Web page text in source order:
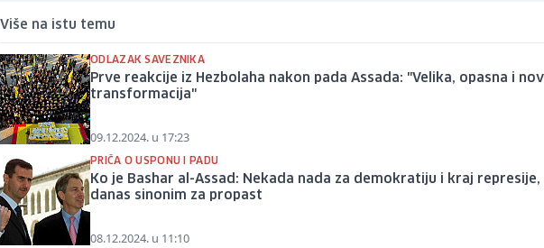
Više na istu temu
ODLAZAK SAVEZNIKA
Prve reakcije iz Hezbolaha nakon pada Assada: "Velika, opasna i
transformacija"
09.12.2024. u 17:23
PRIČA O USPONU I PADU
Ko je Bashar al-Assad: Nekada nada za demokratiju i kraj represije,
danas sinonim za propast
08.12.2024. u 11:10